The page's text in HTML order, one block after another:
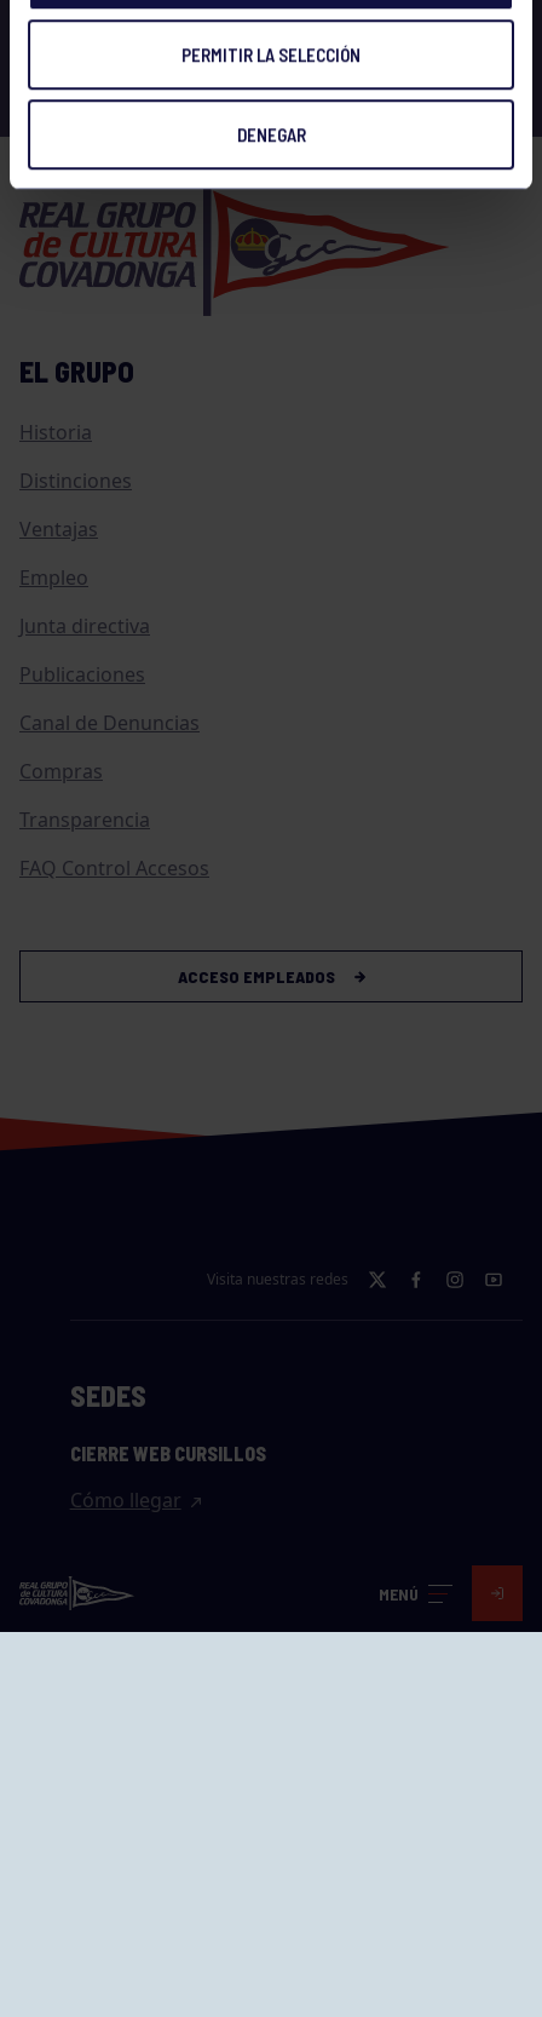
PERMITIR LA SELECCIÓN
DENEGAR
MENÚ
EL GRUPO
Historia
Distinciones
Ventajas
Empleo
Junta directiva
Publicaciones
Canal de Denuncias
Compras
Transparencia
FAQ Control Accesos
ACCESO EMPLEADOS
Visita nuestras redes
SEDES
CIERRE WEB CURSILLOS
Cómo llegar
Avd. Jesús Revuelta, 2 33204
Gijón - Asturias